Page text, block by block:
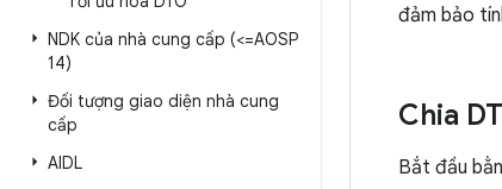
NDK của nhà cung cấp (<=AOSP
14)
Đối tượng giao diện nhà cung
cấp
AIDL
đảm bảo
Chia DT
Bắt đầu